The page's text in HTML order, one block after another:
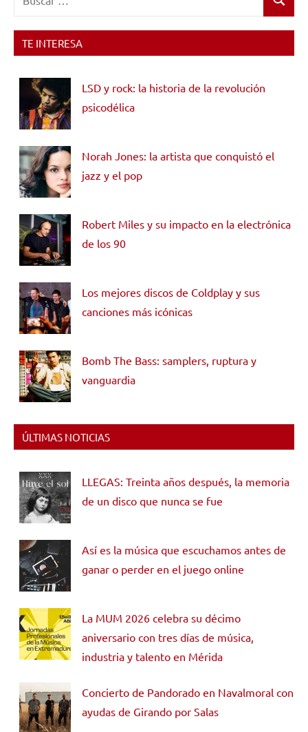
Buscar
TE INTERESA
LSD y rock: la historia de la revolución
psicodélica
Norah Jones: la artista que conquistó el
jazz y el pop
Robert Miles y su impacto en la electrónica
de los 90
Los mejores discos de Coldplay y sus
canciones más icónicas
Bomb The Bass: samplers, ruptura y
vanguardia
ÚLTIMAS NOTICIAS
LLEGAS: Treinta años después, la memoria
de un disco que nunca se fue
Así es la música que escuchamos antes de
ganar o perder en el juego online
La MUM 2026 celebra su décimo
aniversario con tres días de música,
industria y talento en Mérida
Concierto de Pandorado en Navalmoral con
ayudas de Girando por Salas